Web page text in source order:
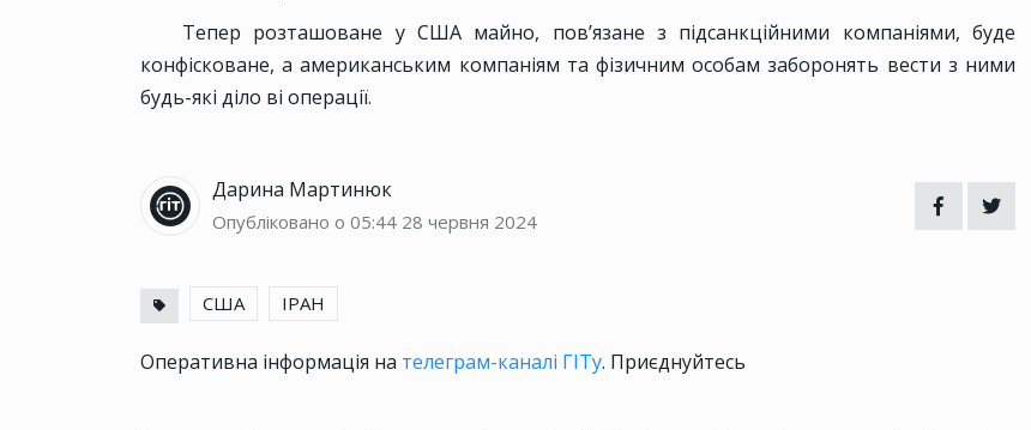
Тепер розташоване у США майно, пов’язане з підсанкційними компаніями, буде
конфісковане, а американським компаніям та фізичним особам заборонять вести з ними
будь-які діло ві операції.
Дарина Мартинюк
Опубліковано о 05:44 28 червня 2024
США ІРАН
Оперативна інформація на телеграм-каналі ГІТу. Приєднуйтесь